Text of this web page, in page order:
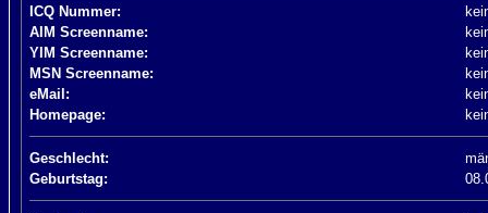
ICQ Nummer:
AIM Screenname:
YIM Screenname:
MSN Screenname:
eMail:
Homepage:
Geschlecht:
Geburtstag: